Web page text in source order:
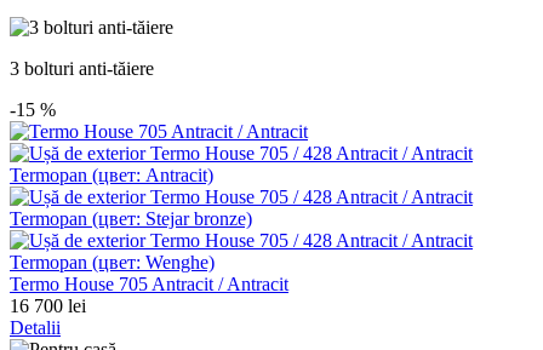
3 bolturi anti-tăiere
-15 %
Termo House 705 Antracit / Antracit
16 700 lei
Detalii